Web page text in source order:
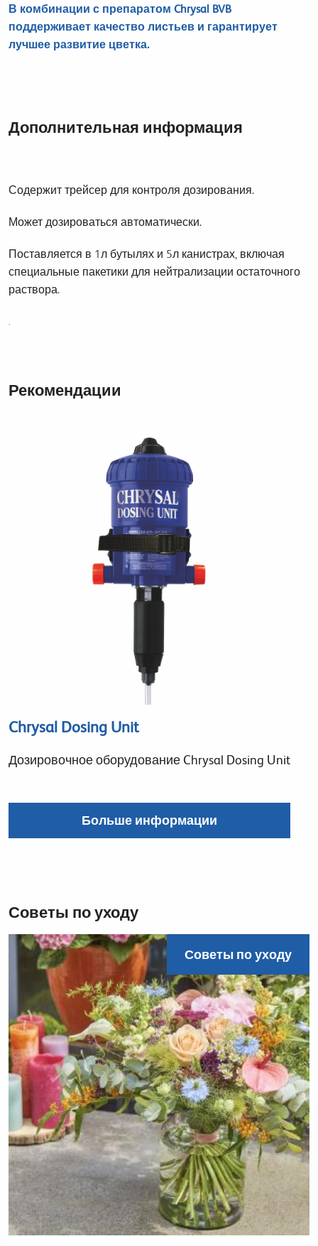
В комбинации с препаратом Chrysal BVB
поддерживает качество листьев и гарантирует
лучшее развитие цветка.
Дополнительная информация
Содержит трейсер для контроля дозирования.
Может дозироваться автоматически.
Поставляется в 1л бутылях и 5л канистрах, включая
специальные пакетики для нейтрализации остаточного
раствора.
.
Рекомендации
Chrysal Dosing Unit
Дозировочное оборудование Chrysal Dosing Unit
Больше информации
Советы по уходу
Советы по уходу